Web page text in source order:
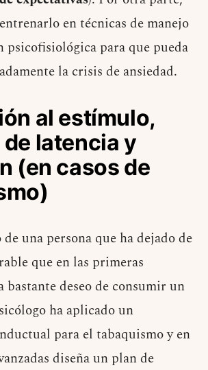
en técnicas de manejo
psicofisiológica para que pueda
la crisis de ansiedad.
al estímulo,
latencia y
(en casos de
de una persona que ha dejado de
que en las primeras
bastante deseo de consumir un
ha aplicado un
para el tabaquismo y en
diseña un plan de